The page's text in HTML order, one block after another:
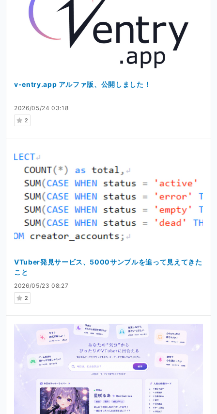
2026/05/24 03:18
2
v-entry.app アルファ版、公開しました！
2026/05/23 08:27
2
VTuber発見サービス、5000サンプルを追って見えてきた
こと